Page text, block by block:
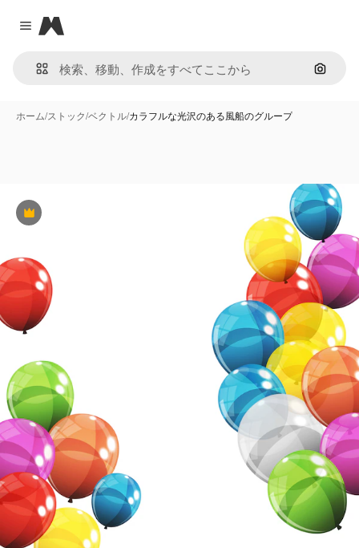
Close menu
Magnific
画像で
ホーム/ストック/ベクトル/カラフルな光沢のある風船のグループ
Premium